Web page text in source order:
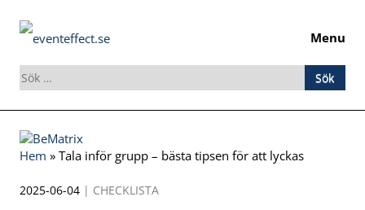
Menu
Sök
efter:
Skip
to
Hem » Tala inför grupp – bästa tipsen för att lyckas
2025-06-04 | CHECKLISTA